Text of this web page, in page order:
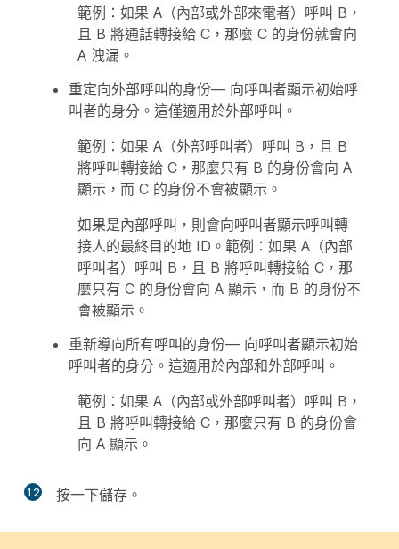
範例：如果 A（內部或外部來電者）呼叫 B，
且 B 將通話轉接給 C，那麼 C 的身份就會向
A 洩漏。
重定向外部呼叫的身份— 向呼叫者顯示初始呼
叫者的身分。這僅適用於外部呼叫。
範例：如果 A（外部呼叫者）呼叫 B，且 B
將呼叫轉接給 C，那麼只有 B 的身份會向 A
顯示，而 C 的身份不會被顯示。
如果是內部呼叫，則會向呼叫者顯示呼叫轉
接人的最終目的地 ID。範例：如果 A（內部
呼叫者）呼叫 B，且 B 將呼叫轉接給 C，那
麼只有 C 的身份會向 A 顯示，而 B 的身份不
會被顯示。
重新導向所有呼叫的身份— 向呼叫者顯示初始
呼叫者的身分。這適用於內部和外部呼叫。
範例：如果 A（內部或外部呼叫者）呼叫 B，
且 B 將呼叫轉接給 C，那麼只有 B 的身份會
向 A 顯示。
12 按一下儲存 。